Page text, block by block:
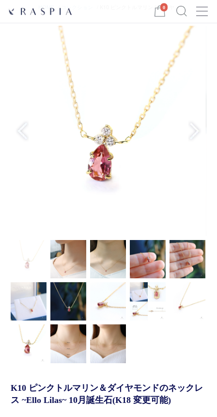
Menu
0
HOME コレクション K10 ピンクトルマリン＆ダイヤ...
K10 ピンクトルマリン＆ダイヤモンドのネックレ
ス ~Ello Lilas~ 10月誕生石(K18 変更可能)